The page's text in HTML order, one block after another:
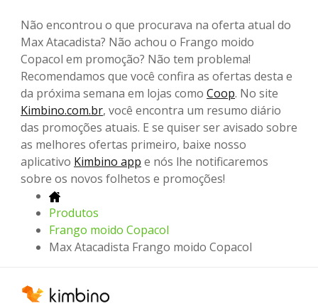
Não encontrou o que procurava na oferta atual do
Max Atacadista? Não achou o Frango moido
Copacol em promoção? Não tem problema!
Recomendamos que você confira as ofertas desta e
da próxima semana em lojas como Coop. No site
Kimbino.com.br, você encontra um resumo diário
das promoções atuais. E se quiser ser avisado sobre
as melhores ofertas primeiro, baixe nosso
aplicativo Kimbino app e nós lhe notificaremos
sobre os novos folhetos e promoções!
Produtos
Frango moido Copacol
Max Atacadista Frango moido Copacol